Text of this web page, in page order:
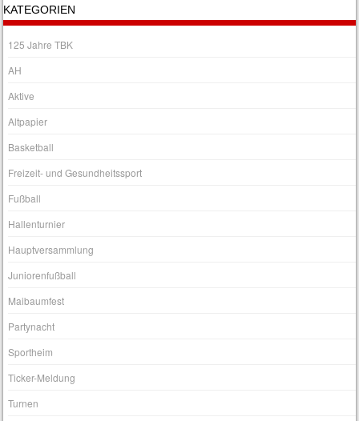
KATEGORIEN
125 Jahre TBK
AH
Aktive
Altpapier
Basketball
Freizeit- und Gesundheitssport
Fußball
Hallenturnier
Hauptversammlung
Juniorenfußball
Maibaumfest
Partynacht
Sportheim
Ticker-Meldung
Turnen